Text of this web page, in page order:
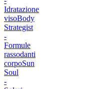
Idratazione
visoBody
Strategist
-
Formule
rassodanti
corpoSun
Soul
-